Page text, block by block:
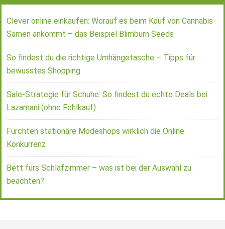
Clever online einkaufen: Worauf es beim Kauf von Cannabis-
Samen ankommt – das Beispiel Blimburn Seeds
So findest du die richtige Umhängetasche – Tipps für
bewusstes Shopping
Sale-Strategie für Schuhe: So findest du echte Deals bei
Lazamani (ohne Fehlkauf)
Fürchten stationäre Modeshops wirklich die Online
Konkurrenz
Bett fürs Schlafzimmer – was ist bei der Auswahl zu
beachten?